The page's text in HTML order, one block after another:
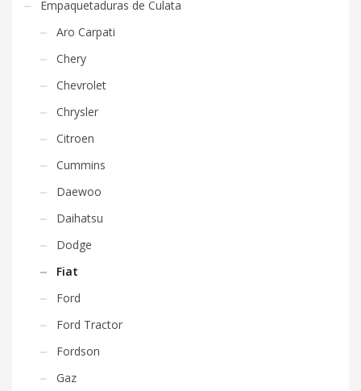
Empaquetaduras de Culata
Aro Carpati
Chery
Chevrolet
Chrysler
Citroen
Cummins
Daewoo
Daihatsu
Dodge
Fiat
Ford
Ford Tractor
Fordson
Gaz